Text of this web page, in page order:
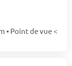
• Point de vue <